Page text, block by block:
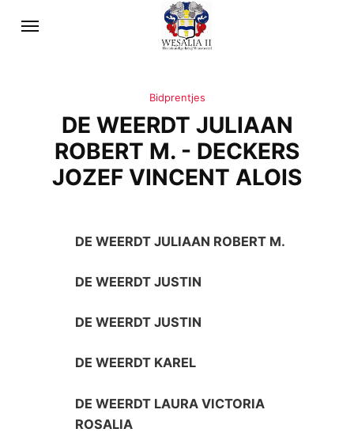
Bidprentjes
DE WEERDT JULIAAN
ROBERT M. - DECKERS
JOZEF VINCENT ALOIS
DE WEERDT JULIAAN ROBERT M.
DE WEERDT JUSTIN
DE WEERDT JUSTIN
DE WEERDT KAREL
DE WEERDT LAURA VICTORIA
ROSALIA